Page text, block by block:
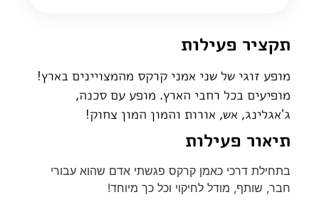
תקציר פעילות
מופע זוגי של שני אמני קרקס מהמצויינים בארץ!
מופיעים בכל רחבי הארץ. מופע עם סכנה,
ג'אגלינג, אש, אורות והמון המון צחוק!
תיאור פעילות
בתחילת דרכי כאמן קרקס פגשתי אדם שהוא עבורי
חבר, שותף, מודל לחיקוי וכל כך מיוחד!